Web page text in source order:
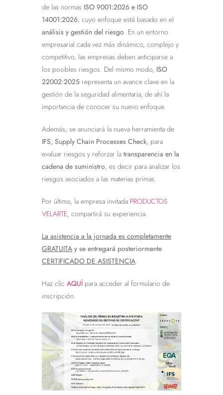
de las normas ISO 9001:2026 e ISO
14001:2026, cuyo enfoque está basado en el
análisis y gestión del riesgo. En un entorno
empresarial cada vez más dinámico, complejo y
competitivo, las empresas deben anticiparse a
los posibles riesgos. Del mismo modo, ISO
22002:2025 representa un avance clave en la
gestión de la seguridad alimentaria, de ahí la
importancia de conocer su nuevo enfoque.
Además, se anunciará la nueva herramienta de
IFS, Supply Chain Processes Check, para
evaluar riesgos y reforzar la transparencia en la
cadena de suministro, es decir para analizar los
riesgos asociados a las materias primas.
Por último, la empresa invitada PRODUCTOS
VELARTE, compartirá su experiencia.
La asistencia a la jornada es completamente
GRATUITA y se entregará posteriormente
CERTIFICADO DE ASISTENCIA.
Haz clic AQUÍpara acceder al formulario de
inscripción.